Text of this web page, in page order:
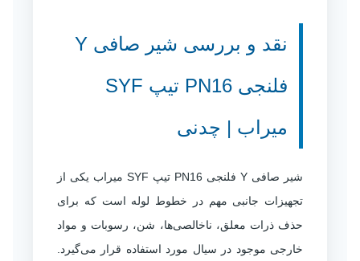
نقد و بررسی شیر صافی Y
فلنجی PN16 تیپ SYF
میراب | چدنی
شیر صافی Y فلنجی PN16 تیپ SYF میراب یکی از
تجهیزات جانبی مهم در خطوط لوله است که برای
حذف ذرات معلق، ناخالصی‌ها، شن، رسوبات و مواد
خارجی موجود در سیال مورد استفاده قرار می‌گیرد.